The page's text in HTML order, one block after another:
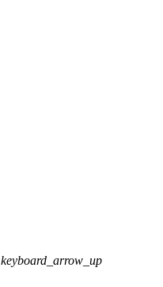
keyboard_arrow_up